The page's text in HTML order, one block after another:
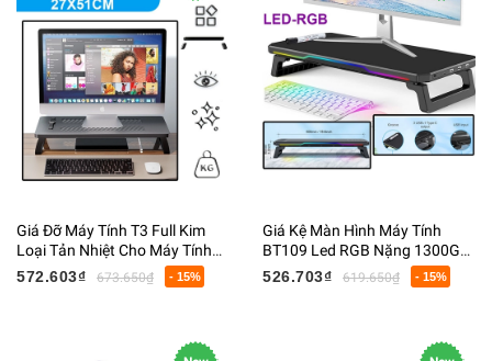
Giá Đỡ Máy Tính T3 Full Kim
Loại Tản Nhiệt Cho Máy Tính
Kích Thước 8x27x52Cm Nặng
572.603₫ 673.650₫ - 15%
Giá Kệ Màn Hình Máy Tính
BT109 Led RGB Nặng 1300G
Kích Thước 85x235x500MM
526.703₫ 619.650₫ - 15%